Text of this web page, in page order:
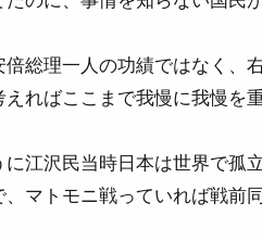
総理一人の功績ではなく、
ればここまで我慢に我慢を
江沢民当時日本は世界で孤
、マトモニ戦っていれば戦前